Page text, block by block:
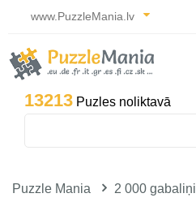
www.PuzzleMania.lv
13213 Puzles noliktavā
Puzzle Mania 2 000 gabaliņi